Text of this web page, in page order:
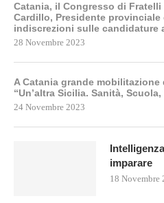
Catania, il Congresso di Fratelli
Cardillo, Presidente provinciale
indiscrezioni sulle candidature
28 Novembre 2023
A Catania grande
“Un’altra Sicilia. Sanità,
24 Novembre 2023
imparare
18 Novembre